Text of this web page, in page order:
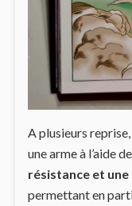
A plusieurs
une arme à l’aide
résistance et
permettant en